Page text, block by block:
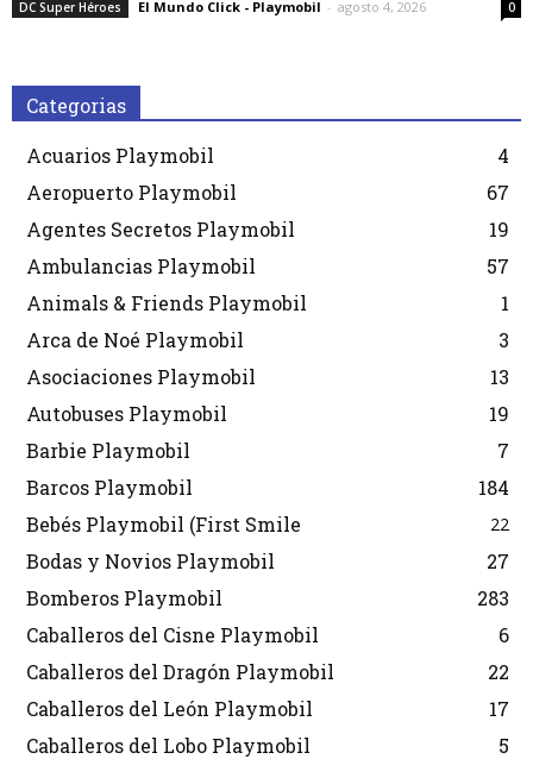
DC Super Héroes El Mundo Click - Playmobil - agosto 4, 2026 0
Categorias
Acuarios Playmobil
4
Aeropuerto Playmobil
67
Agentes Secretos Playmobil
19
Ambulancias Playmobil
57
Animals & Friends Playmobil
1
Arca de Noé Playmobil
3
Asociaciones Playmobil
13
Autobuses Playmobil
19
Barbie Playmobil
7
Barcos Playmobil
184
Bebés Playmobil (First Smile
22
Bodas y Novios Playmobil
27
Bomberos Playmobil
283
Caballeros del Cisne Playmobil
6
Caballeros del Dragón Playmobil
22
Caballeros del León Playmobil
17
Caballeros del Lobo Playmobil
5